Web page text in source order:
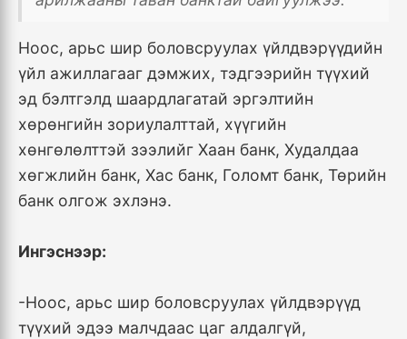
Ноос, арьс шир боловсруулах үйлдвэрүүдийн
үйл ажиллагааг дэмжих, тэдгээрийн түүхий
эд бэлтгэлд шаардлагатай эргэлтийн
хөрөнгийн зориулалттай, хүүгийн
хөнгөлөлттэй зээлийг Хаан банк, Худалдаа
хөгжлийн банк, Хас банк, Голомт банк, Төрийн
банк олгож эхлэнэ.
Ингэснээр:
-Ноос, арьс шир боловсруулах үйлдвэрүүд
түүхий эдээ малчдаас цаг алдалгүй,